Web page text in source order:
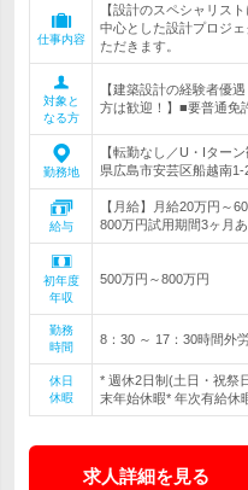
仕事内容
【設計のスペシャリス
中心とした設計プロジ
ただきます。
対象と
なる方
【建築設計の経験者優
方は歓迎！】■要普通免
勤務地
【転勤なし／U・Iター
県広島市安芸区船越南
給与
【月給】月給20万円～
800万円試用期間3ヶ月
初年度
年収
500万円～800万円
勤務
時間
8：30 ～ 17：30時間外
休日
休暇
* 週休2日制(土日・祝祭
末年始休暇* 年次有給休
求人詳細を見る